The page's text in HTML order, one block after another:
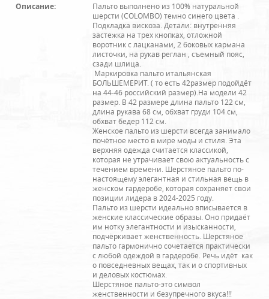
Описание:
Пальто выполнено из 100% натуральной
шерсти (COLOMBO) темно синего цвета .
Подкладка вискоза. Детали: внутренняя
застежка на трех кнопках, отложной
воротник с лацканами, 2 боковых кармана
листочки, на рукав реглан , съемный пояс,
сзади шлица.
Маркировка пальто итальянская
БОЛЬШЕМЕРИТ. ( то есть 42размер подойдёт
на 44-46 российский размер).На модели 42
размер. В 42 размере длина пальто 122 см,
длина рукава 68 см, обхват груди 104 см,
обхват бедер 112 см.
Женское пальто из шерсти всегда занимало
почётное место в мире моды и стиля. Эта
верхняя одежда считается классикой,
которая не утрачивает свою актуальность с
течением времени. Шерстяное пальто по-
настоящему элегантная и стильная вещь в
женском гардеробе, которая сохраняет свои
позиции лидера в 2024-2025 году.
Пальто из шерсти идеально вписывается в
женские классические образы. Оно придаёт
им нотку элегантности и изысканности,
подчёркивает женственность. Шерстяное
пальто гармонично сочетается практически
с любой одеждой в гардеробе. Речь идёт как
о повседневных вещах, так и о спортивных
и деловых костюмах.
Шерстяное пальто-это символ
женственности и безупречного вкуса!!!